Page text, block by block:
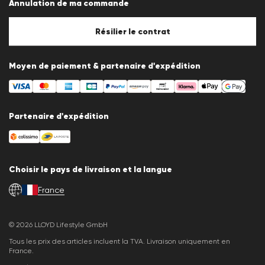
Mentions légales
Politique en matière de cookies
Paramètres des cookies
Annulation de ma commande
Résilier le contrat
Moyen de paiement & partenaire d'expédition
Partenaire d'expédition
Choisir le pays de livraison et la langue
fr France
© 2026 LLOYD Lifestyle GmbH
Tous les prix des articles incluent la TVA. Livraison uniquement en
France.